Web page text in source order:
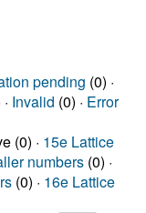
pending (0) ·
Invalid (0) · Error
(0) · 15e Lattice
numbers (0) ·
(0) · 16e Lattice